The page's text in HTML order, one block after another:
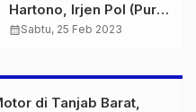
Hartono, Irjen Pol (Purn)
Muchlis: Kita Doakan
calendar_monthSabtu, 25 Feb 2023
di Tanjab Barat,